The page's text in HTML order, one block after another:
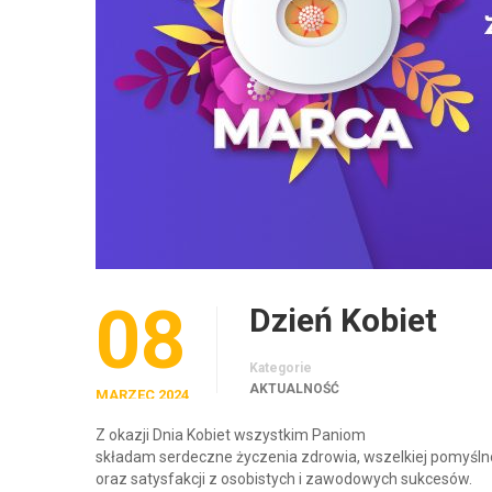
08
MARZEC 2024
Dzień Kobiet
Kategorie
AKTUALNOŚĆ
Z okazji Dnia Kobiet wszystkim Paniom
składam serdeczne życzenia zdrowia, wszelkiej
oraz satysfakcji z osobistych i zawodowych sukcesów.